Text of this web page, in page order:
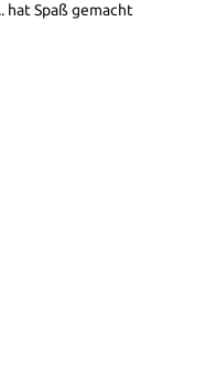
hat Spaß gemacht